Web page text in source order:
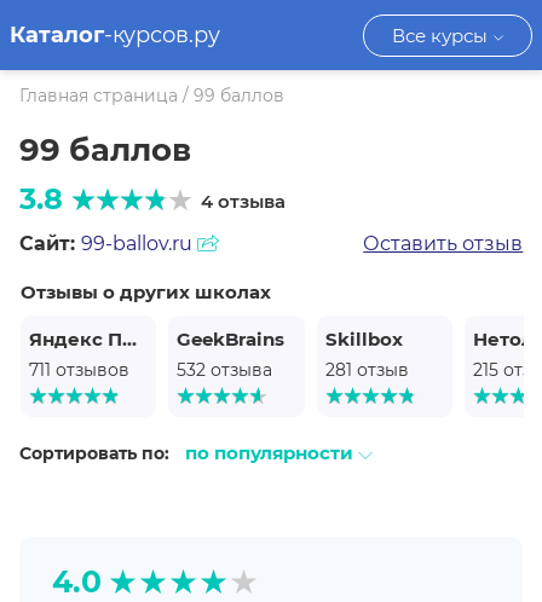
Каталог-курсов.ру Все курсы
Главная страница / 99 баллов
99 баллов
3.8
4 отзыва
Сайт: 99-ballov.ru Оставить отзыв
Отзывы о других школах
Яндекс Практикум
711 отзывов
GeekBrains
532 отзыва
Skillbox
281 отзыв 215
Сортировать по: по популярности
4.0 ★★★★★